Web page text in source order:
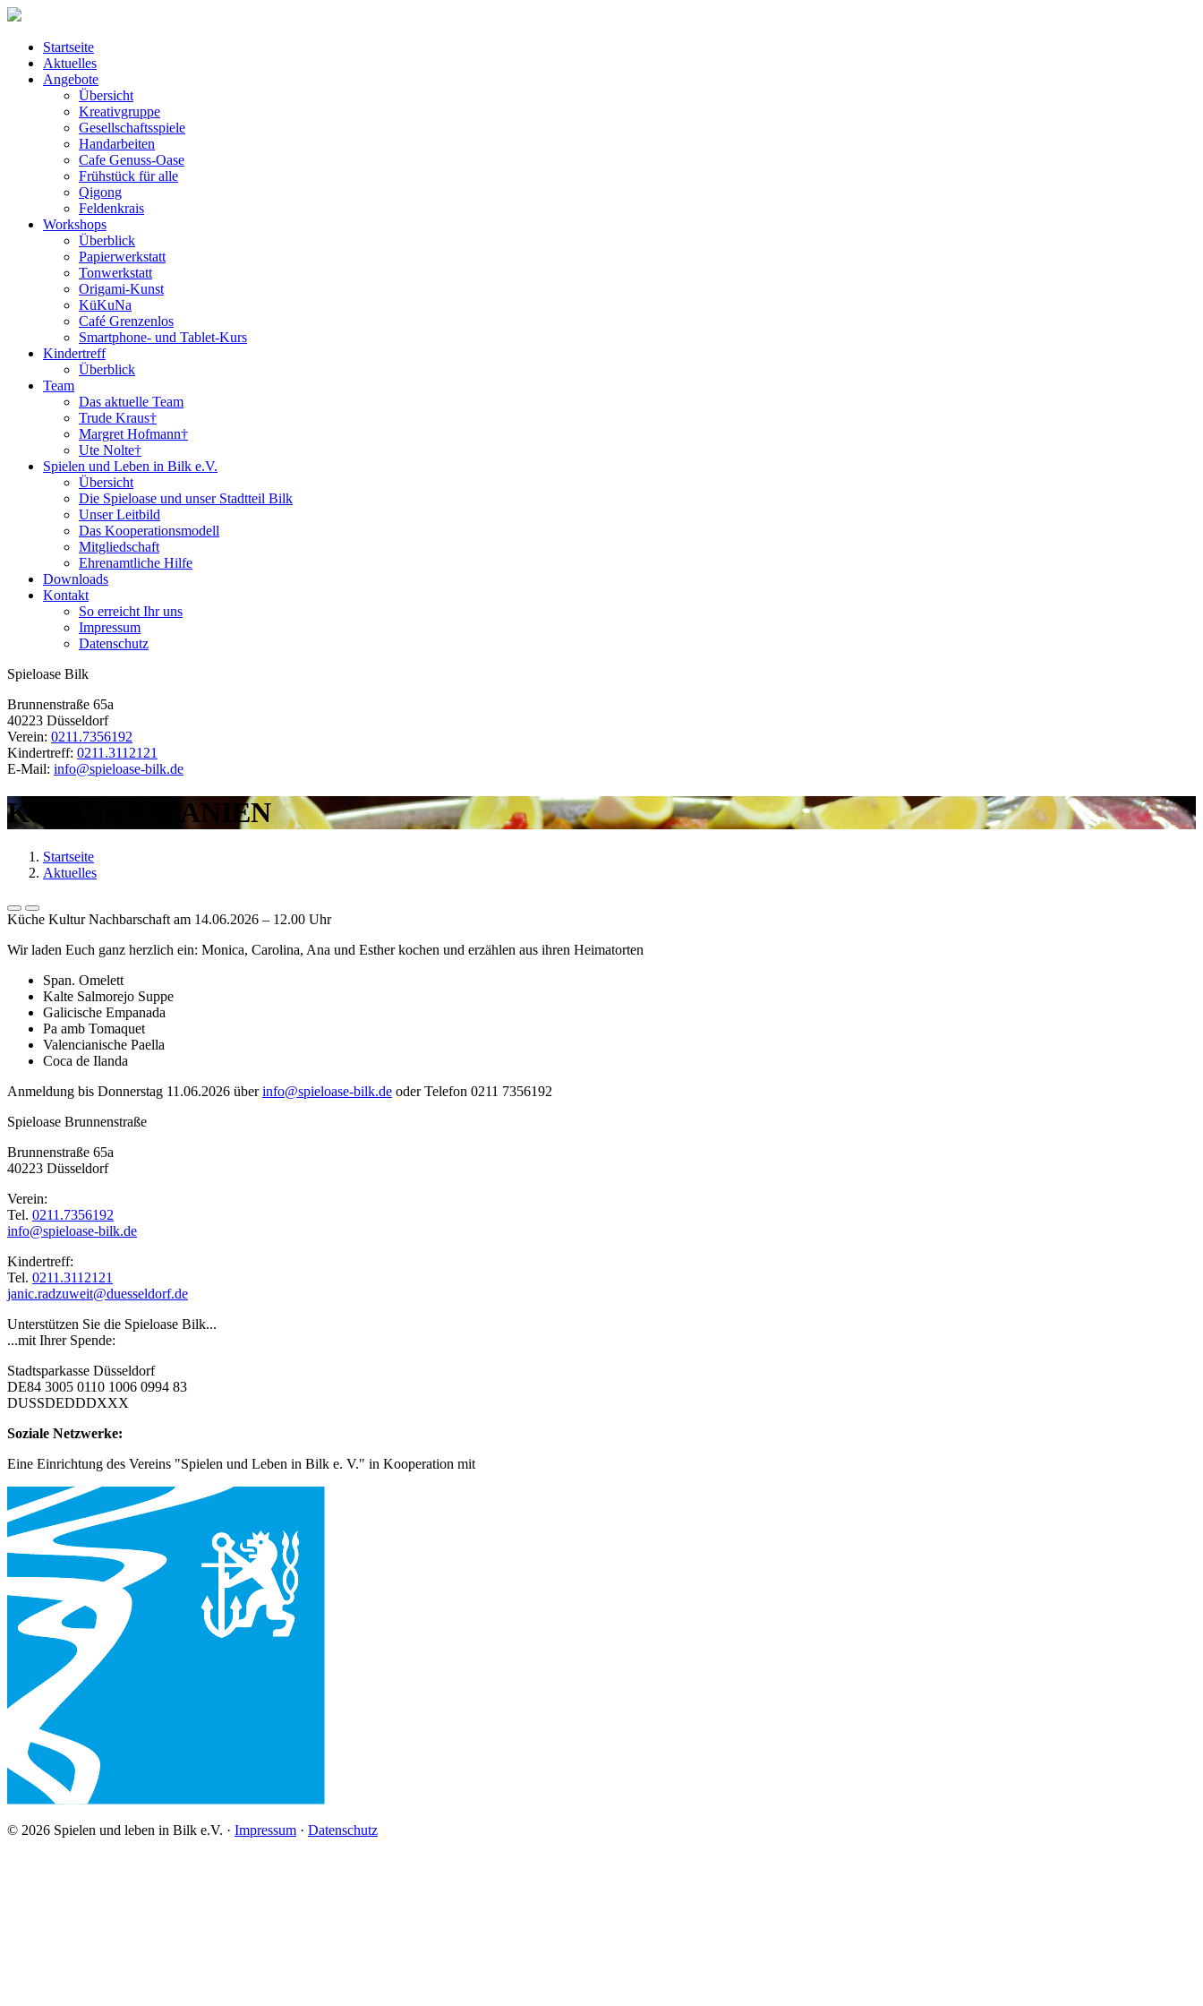
Startseite
Aktuelles
Angebote
Übersicht
Kreativgruppe
Gesellschaftsspiele
Handarbeiten
Cafe Genuss-Oase
Frühstück für alle
Qigong
Feldenkrais
Workshops
Überblick
Papierwerkstatt
Tonwerkstatt
Origami-Kunst
KüKuNa
Café Grenzenlos
Smartphone- und Tablet-Kurs
Kindertreff
Überblick
Team
Das aktuelle Team
Trude Kraus†
Margret Hofmann†
Ute Nolte†
Spielen und Leben in Bilk e.V.
Übersicht
Die Spieloase und unser Stadtteil Bilk
Unser Leitbild
Das Kooperationsmodell
Mitgliedschaft
Ehrenamtliche Hilfe
Downloads
Kontakt
So erreicht Ihr uns
Impressum
Datenschutz
Spieloase Bilk
Brunnenstraße 65a
40223 Düsseldorf
Verein: 0211.7356192
Kindertreff: 0211.3112121
E-Mail: info@spieloase-bilk.de
KüKuNa – SPANIEN
Startseite
Aktuelles
Küche Kultur Nachbarschaft am 14.06.2026 – 12.00 Uhr
Wir laden Euch ganz herzlich ein: Monica, Carolina, Ana und Esther kochen und erzählen aus ihren Heimatorten
Span. Omelett
Kalte Salmorejo Suppe
Galicische Empanada
Pa amb Tomaquet
Valencianische Paella
Coca de Ilanda
Anmeldung bis Donnerstag 11.06.2026 überinfo@spieloase-bilk.de oder Telefon 0211 7356192
Spieloase Brunnenstraße
Brunnenstraße 65a
40223 Düsseldorf
Verein:
Tel. 0211.7356192
info@spieloase-bilk.de
Kindertreff:
Tel. 0211.3112121
janic.radzuweit@duesseldorf.de
Unterstützen Sie die Spieloase Bilk...
...mit Ihrer Spende:
Stadtsparkasse Düsseldorf
DE84 3005 0110 1006 0994 83
DUSSDEDDDXXX
Soziale Netzwerke:
Eine Einrichtung des Vereins "Spielen und Leben in Bilk e. V." in Kooperation mit
© 2026 Spielen und leben in Bilk e.V. · Impressum · Datenschutz